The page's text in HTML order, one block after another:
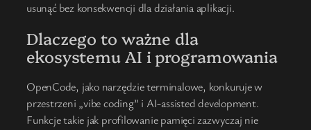
usunąć bez konsekwencji dla działania aplikacji.
Dlaczego to ważne dla
ekosystemu AI i programowania
OpenCode, jako narzędzie terminalowe, konkuruje w
przestrzeni „vibe coding” i AI-assisted development.
Funkcje takie jak profilowanie pamięci zazwyczaj nie